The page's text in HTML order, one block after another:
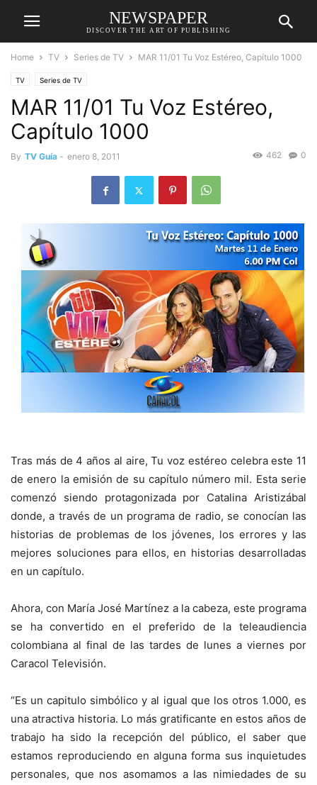
NEWSPAPER
DISCOVER THE ART OF PUBLISHING
Home TV Series de TV MAR 11/01 Tu Voz Estéreo, Capítulo 1000
TV Series de TV
MAR 11/01 Tu Voz Estéreo,
Capítulo 1000
By TV Guía - enero 8, 2011 0
462
Tras más de 4 años al aire, Tu voz estéreo celebra este 11
de enero la emisión de su capítulo número mil. Esta serie
comenzó siendo protagonizada por Catalina Aristizábal
donde, a través de un programa de radio, se conocían las
historias de problemas de los jóvenes, los errores y las
mejores soluciones para ellos, en historias desarrolladas
en un capítulo.
Ahora, con María José Martínez a la cabeza, este programa
se ha convertido en el preferido de la teleaudiencia
colombiana al final de las tardes de lunes a viernes por
Caracol Televisión.
“Es un capitulo simbólico y al igual que los otros 1.000, es
una atractiva historia. Lo más gratificante en estos años de
trabajo ha sido la recepción del público, el saber que
estamos reproduciendo en alguna forma sus inquietudes
personales, que nos asomamos a las nimiedades de su